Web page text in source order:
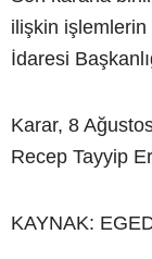
ilişkin
İdaresi
Karar, 8
Recep Tayyip
KAYNAK: